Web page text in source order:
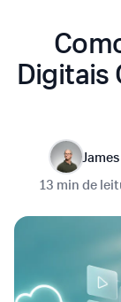
Digitais
13 min de